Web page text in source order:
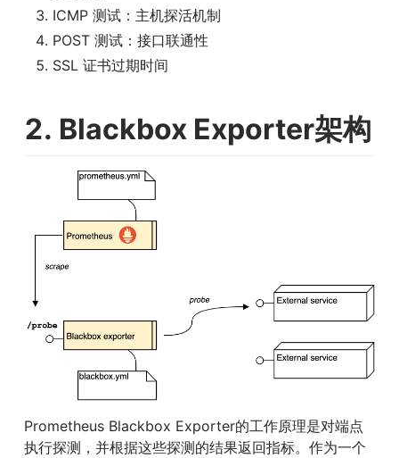
ICMP 测试：主机探活机制
POST 测试：接口联通性
SSL 证书过期时间
2. Blackbox Exporter架构
Prometheus Blackbox Exporter的工作原理是对端点
执行探测，并根据这些探测的结果返回指标。作为一个